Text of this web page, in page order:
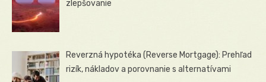
zlepšovanie
Reverzná hypotéka (Reverse Mortgage): Prehľad
rizík, nákladov a porovnanie s alternatívami